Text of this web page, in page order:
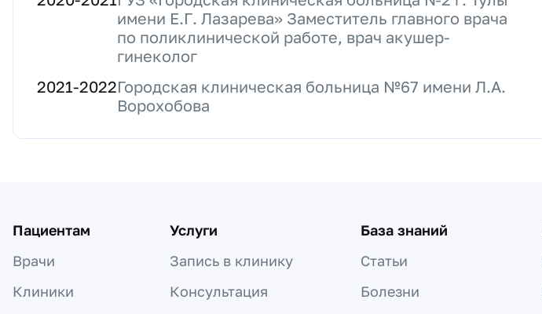
имени Е.Г. Лазарева» Заместитель главного врача
по поликлинической работе, врач акушер-
гинеколог
2021-2022Городская клиническая больница №67 имени Л.А.
Ворохобова
Пациентам
Врачи
Клиники
Услуги
Запись в клинику
Консультация
База знаний
Статьи
Болезни